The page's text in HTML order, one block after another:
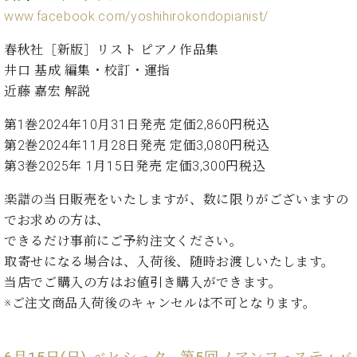
W.
ホ
マ
プ
ロ
フ
ッ
シ
ョ
ナ
フ
内
お
問
い
わ
せ
本
社
八
王
子
・
技
www.facebook.com/yoshihirokondopianist/
春秋社［新版］リスト ピアノ作品集
井口 基成 編集・校訂・運指
近藤 嘉宏 解説
第1巻2024年10月31日発売 定価2,860円税込
第2巻2024年11月28日発売 定価3,080円税込
第3巻2025年 1月15日発売 定価3,300円税込
楽譜の当日販売をいたしますが、数に限りがございますの
でお求めの方は、
できるだけ事前にご予約注文ください。
取寄せになる場合は、入荷後、随時お渡しいたします。
当店でご購入の方はお値引き購入ができます。
※ご注文商品入荷後のキャンセルは不可となります。